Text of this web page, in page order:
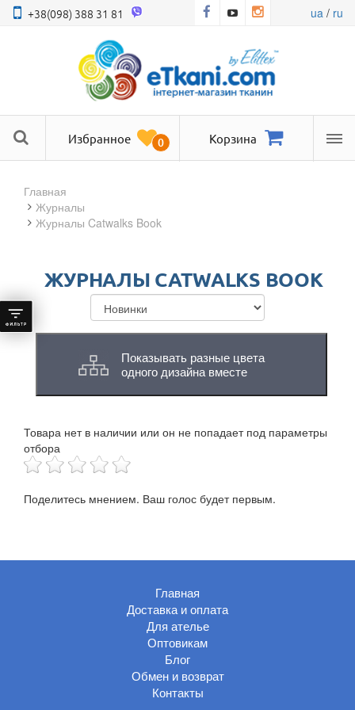
+38(098) 388 31 81 ua/ ru
Избранное 0 Корзина
Главная
журналы
Журналы Catwalks Book
ЖУРНАЛЫ CATWALKS BOOK
Показывать разные цвета
одного дизайна вместе
Товара нет в наличии или он не попадает под параметры
отбора
Поделитесь мнением. Ваш голос будет первым.
Главная
Доставка и оплата
Для ателье
Оптовикам
Блог
Обмен и возврат
Контакты